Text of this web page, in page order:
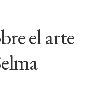
hijo
el
el arte